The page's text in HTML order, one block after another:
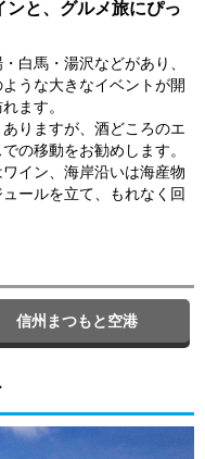
ンと、グルメ旅にぴっ
白馬・湯沢などがあり、
うな大きなイベントが開
ます。
りますが、酒どころのエ
の移動をお勧めします。
イン、海岸沿いは海産物
ールを立て、もれなく回
信州まつもと空港